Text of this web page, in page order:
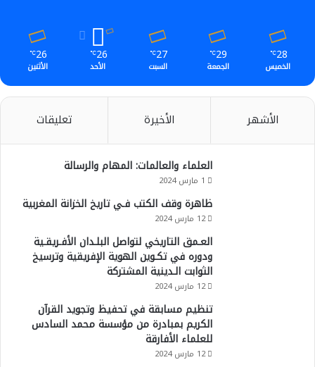
28
℃
الخميس
29
℃
الجمعة
27
℃
السبت
26
℃
الأحد
26
℃
الأثنين
الأشهر الأخيرة تعليقات
العلماء والعالمات: المهام والرسالة
1 مارس 2024
ظاهرة وقف الكتب فـي تاريخ الخزانة المغربية
12 مارس 2024
العـمق التاريخي لتواصل البلـدان الأفـريقـية
ودوره في تكـوين الهوية الإفريقية وترسيخ
الثوابت الـدينية المشتركة
12 مارس 2024
تنظيم مسابقة في تحفيظ وتجويد القرآن
الكريم بمبادرة من مؤسسة محمد السادس
للعلماء الأفارقة
12 مارس 2024